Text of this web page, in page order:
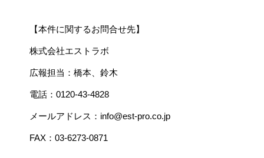
【本件に関するお問合せ先】
株式会社エストラボ
広報担当：橋本、鈴木
電話：0120-43-4828
メールアドレス：info@est-pro.co.jp
FAX：03-6273-0871